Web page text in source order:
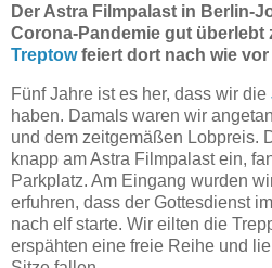
Der Astra Filmpalast in Berlin-
Corona-Pandemie gut überlebt
Treptowfeiert dort nach wie
Fünf Jahre ist es her, dass wir die
haben. Damals waren wir
und dem zeitgemäßen Lobpreis.
knapp am Astra Filmpalast ein,
Parkplatz. Am Eingang wurden
erfuhren, dass der Gottesdienst
nach elf starte. Wir eilten die
erspähten eine freie Reihe und